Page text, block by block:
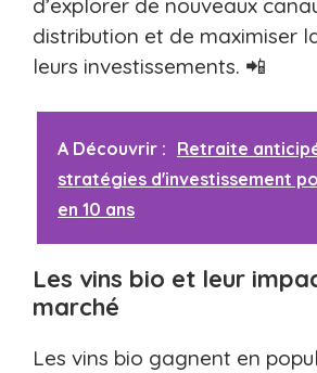
d’explorer de nouveaux
distribution et de maximiser
leurs investissements. 📲
A Découvrir : Retraite
stratégies d'investissement
en 10 ans
Les vins bio et leur
marché
Les vins bio gagnent en